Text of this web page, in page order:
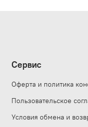
Сервис
Оферта и политика
Пользовательское
Условия обмена и